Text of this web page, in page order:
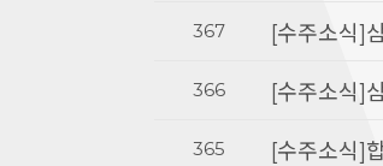
367 [수주소식]
366 [수주소식]
365 [수주소식]